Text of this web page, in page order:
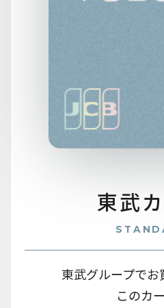
東武
東武グループでお
このカ